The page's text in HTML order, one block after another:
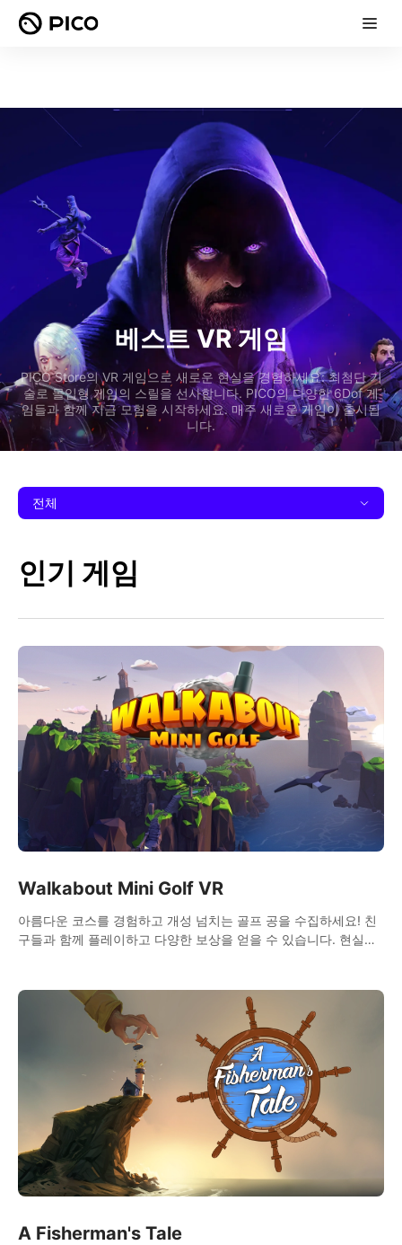
베스트 VR 게임
PICO Store의 VR 게임으로 새로운 현실을 경험하세요: 최첨단 기
술로 몰입형 게임의 스릴을 선사합니다. PICO의 다양한 6Dof 게
임들과 함께 지금 모험을 시작하세요. 매주 새로운 게임이 출시됩
니다.
전체
인기 게임
Walkabout Mini Golf VR
아름다운 코스를 경험하고 개성 넘치는 골프 공을 수집하세요! 친
구들과 함께 플레이하고 다양한 보상을 얻을 수 있습니다. 현실적
A Fisherman's Tale